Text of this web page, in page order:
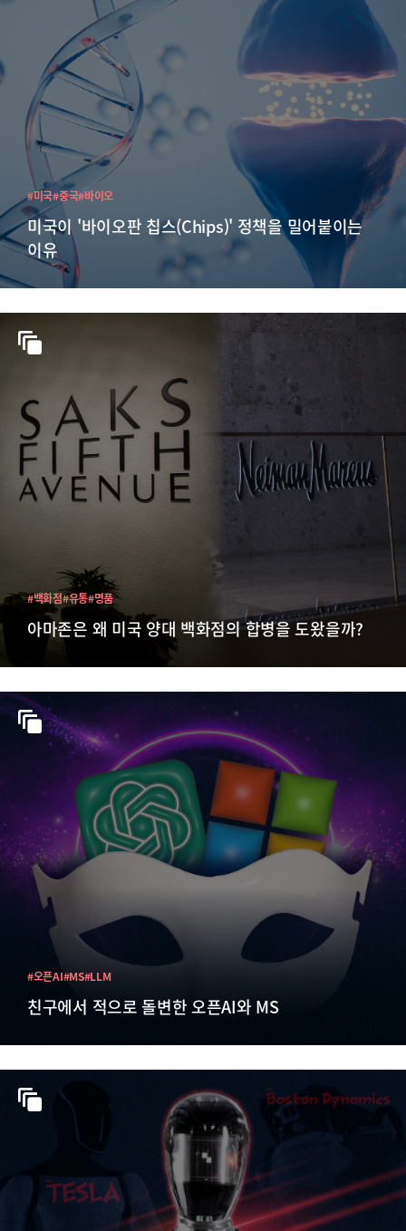
미국이 '바이오판 칩스(Chips)' 정책을 밀어붙이는
이유
#미국#중국#바이오
아마존은 왜 미국 양대 백화점의 합병을 도왔을까?
#백화점#유통#명품
친구에서 적으로 돌변한 오픈AI와 MS
#오픈AI#MS#LLM